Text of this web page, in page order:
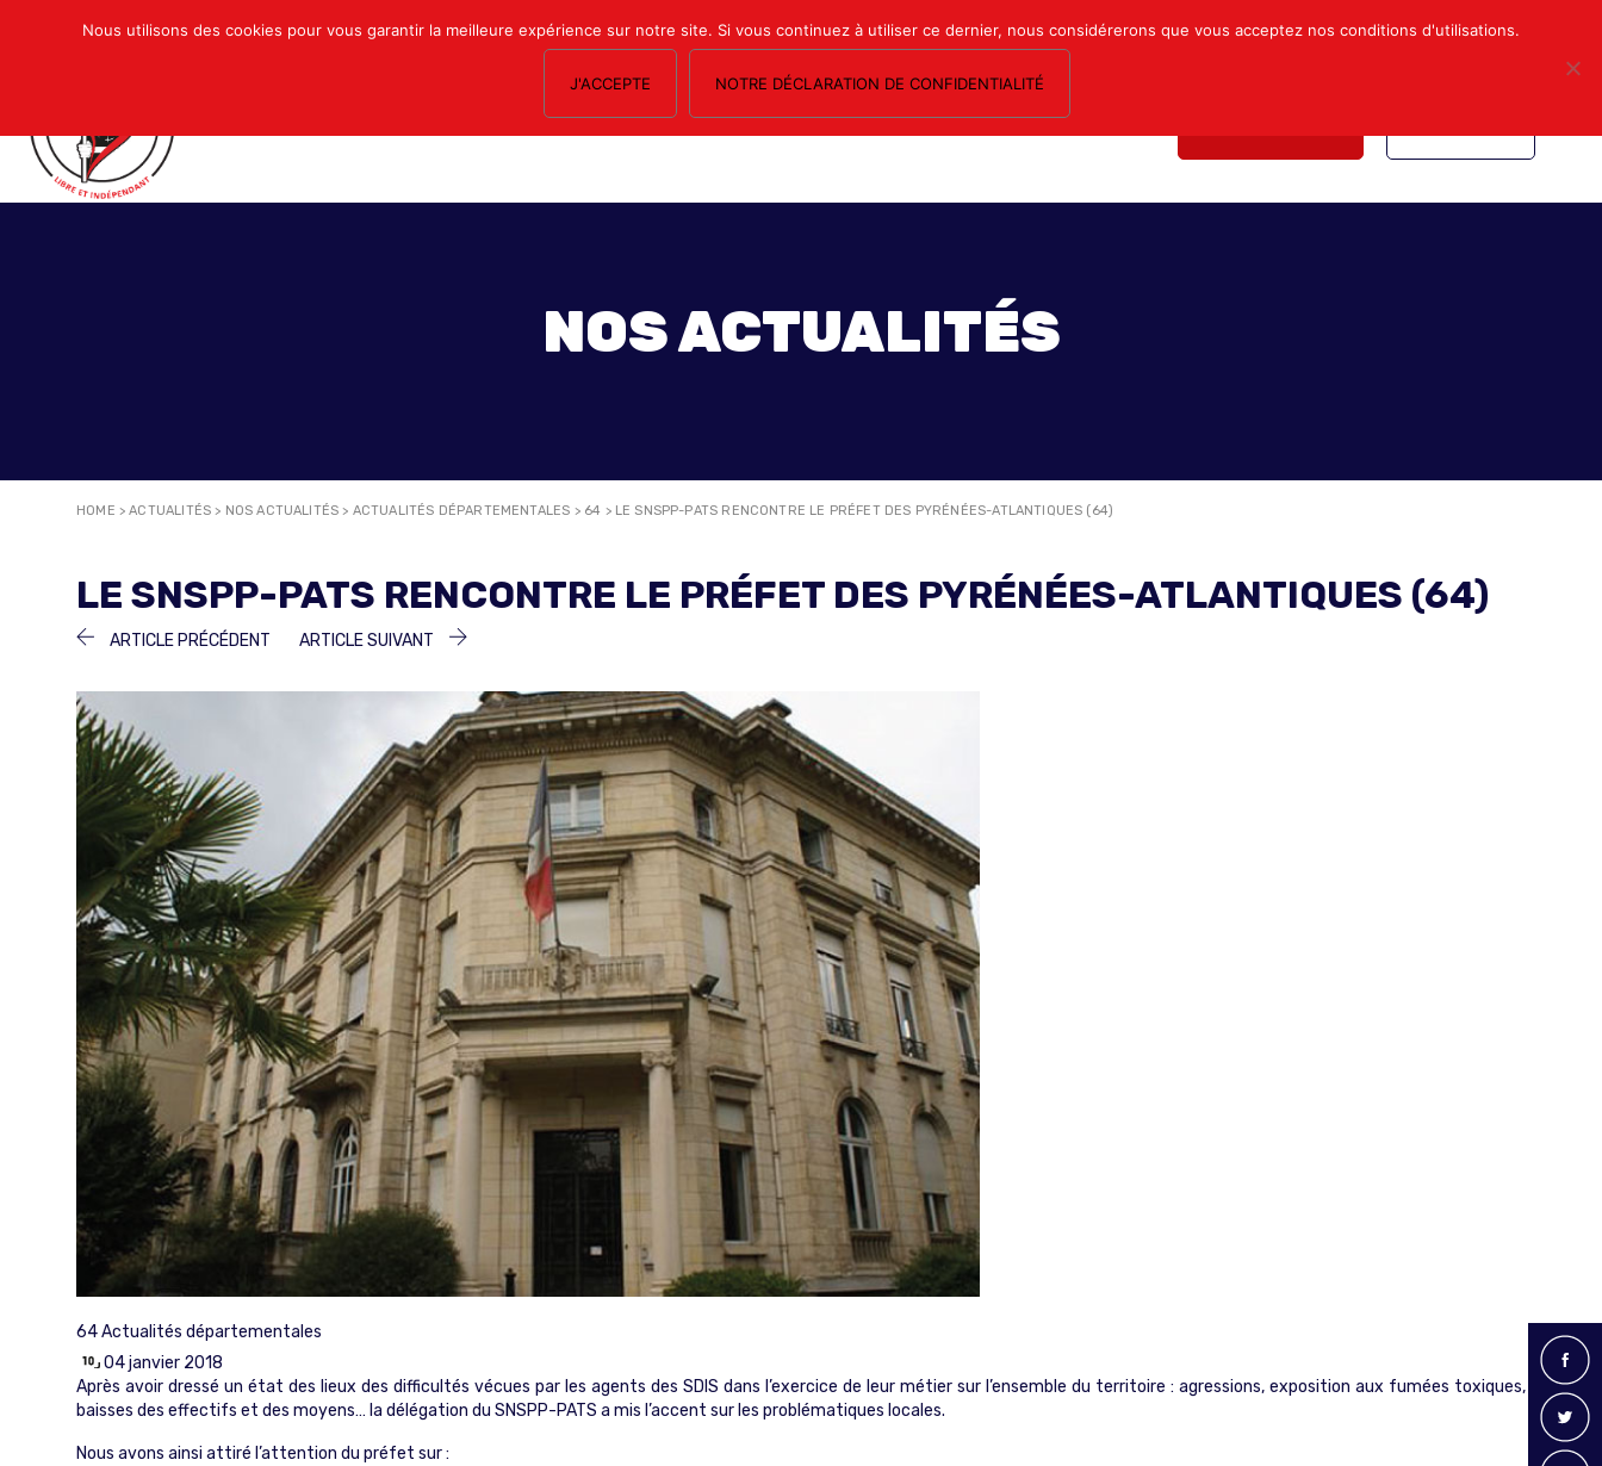
Mon compte Nous contacter
NOS SECTIONS LE MAGAZINE ESPACE ADHÉRENTS FORMATION SYNDICALE
NOS ACTUALITÉS
HOME >ACTUALITÉS > NOS ACTUALITÉS > ACTUALITÉS DÉPARTEMENTALES > 64 > LE SNSPP-PATS RENCONTRE LE PRÉFET DES PYRÉNÉES-ATLANTIQUES (64)
LE SNSPP-PATS RENCONTRE LE PRÉFET DES PYRÉNÉES-ATLANTIQUES (64)
NAVIGATION
L’ARTICLE
ARTICLE PRÉCÉDENT ARTICLE
ARTICLE SUIVANT
ARTICLE
64Actualités départementales
04 janvier 2018
Après avoir dressé un état des lieux des difficultés vécues par les agents des SDIS dans l’exercice de leur métier sur l’ensemble du territoire : agressions, exposition aux fumées toxiques,
baisses des effectifs et des moyens… la délégation du SNSPP-PATS a mis l’accent sur les problématiques locales.
Nous avons ainsi attiré l’attention du préfet sur :
Nous utilisons des cookies pour vous garantir la meilleure expérience sur notre site. Si vous continuez à utiliser ce dernier, nous considérerons que vous acceptez nos conditions d'utilisations.
J'ACCEPTE NOTRE DÉCLARATION DE CONFIDENTIALITÉ